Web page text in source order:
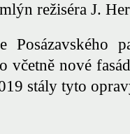
režiséra J.
včetně nové
stály tyto